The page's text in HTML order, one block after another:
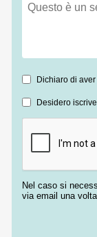
Dichiaro di
Desidero
Nel caso si
via email una